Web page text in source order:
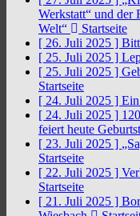
Werkstatt“ und der
Welt“
Startseite
[ 26. Juli 2025 ]
[ 25. Juli 2025 ]
[ 25. Juli 2025 ]
Startseite
[ 24. Juli 2025 ]
[ 24. Juli 2025 ]
feiert heute
[ 23. Juli 2025 ]
Startseite
[ 22. Juli 2025 ]
Startseite
[ 21. Juli 2025 ]